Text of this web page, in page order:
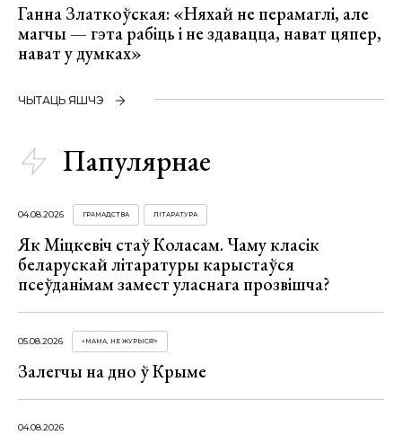
Ганна Златкоўская: «Няхай не перамаглі, але
магчы — гэта рабіць і не здавацца, нават цяпер,
нават у думках»
ЧЫТАЦЬ ЯШЧЭ
Папулярнае
04.08.2026 ГРАМАДСТВА ЛІТАРАТУРА
Як Міцкевіч стаў Коласам. Чаму класік
беларускай літаратуры карыстаўся
псеўданімам замест уласнага прозвішча?
05.08.2026 «МАМА, НЕ ЖУРЫСЯ!»
Залегчы на дно ў Крыме
04.08.2026